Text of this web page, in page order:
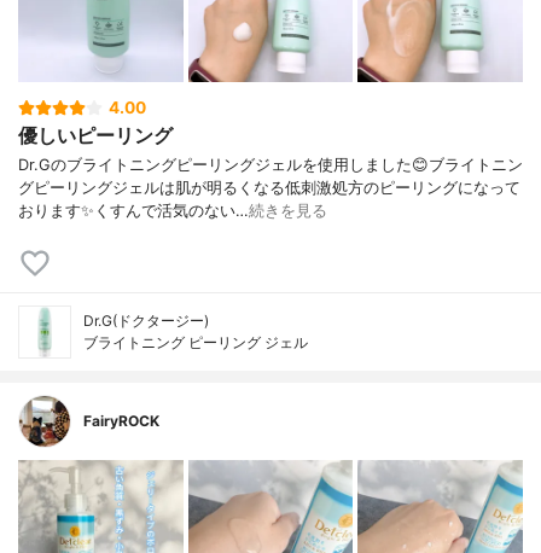
4.00
優しいピーリング
Dr.Gのブライトニングピーリングジェルを使用しました😊ブライトニン
グピーリングジェルは肌が明るくなる低刺激処方のピーリングになって
おります✨くすんで活気のない…続きを見る
Dr.G(ドクタージー)
ブライトニング ピーリング ジェル
FairyROCK